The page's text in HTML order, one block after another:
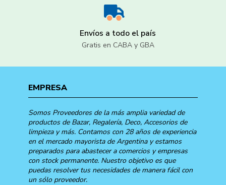
Envíos a todo el país
Gratis en CABA y GBA
EMPRESA
Somos Proveedores de la más amplia variedad de
productos de Bazar, Regalería, Deco, Accesorios de
limpieza y más. Contamos con 28 años de experiencia
en el mercado mayorista de Argentina y estamos
preparados para abastecer a comercios y empresas
con stock permanente. Nuestro objetivo es que
puedas resolver tus necesidades de manera fácil con
un sólo proveedor.